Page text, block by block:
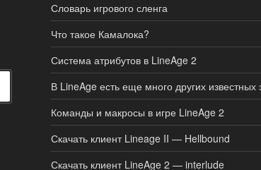
Словарь игрового сленга
Что такое Камалока?
Система атрибутов в LineAge 2
В LineAge есть еще много других известных
Команды и макросы в игре LineAge 2
Скачать клиент Lineage II — Hellbound
Скачать клиент LineAge 2 — interlude